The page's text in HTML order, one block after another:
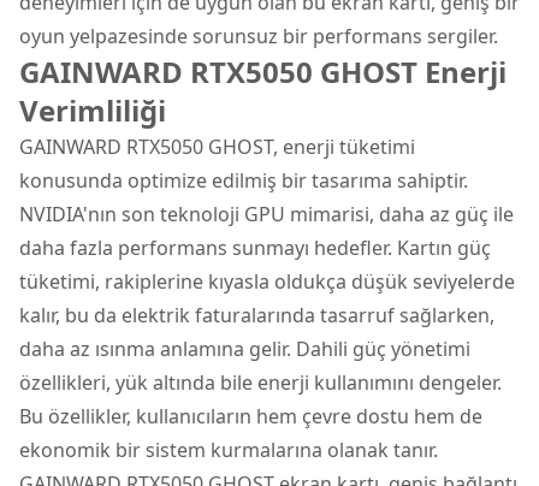
oyun yelpazesinde sorunsuz bir performans sergiler.
GAINWARD RTX5050 GHOST Enerji
Verimliliği
GAINWARD RTX5050 GHOST, enerji tüketimi
konusunda optimize edilmiş bir tasarıma sahiptir.
NVIDIA'nın son teknoloji GPU mimarisi, daha az güç ile
daha fazla performans sunmayı hedefler. Kartın güç
tüketimi, rakiplerine kıyasla oldukça düşük seviyelerde
kalır, bu da elektrik faturalarında tasarruf sağlarken,
daha az ısınma anlamına gelir. Dahili güç yönetimi
özellikleri, yük altında bile enerji kullanımını dengeler.
Bu özellikler, kullanıcıların hem çevre dostu hem de
ekonomik bir sistem kurmalarına olanak tanır.